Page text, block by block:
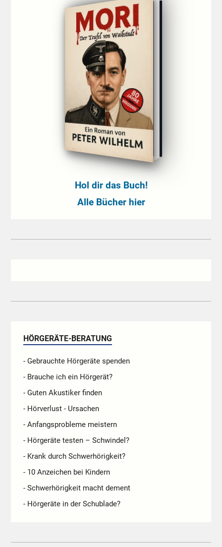
Hol dir das Buch!
Alle Bücher hier
HÖRGERÄTE-BERATUNG
- Gebrauchte Hörgeräte spenden
- Brauche ich ein Hörgerät?
- Guten Akustiker finden
- Hörverlust - Ursachen
- Anfangsprobleme meistern
- Hörgeräte testen – Schwindel?
- Krank durch Schwerhörigkeit?
- 10 Anzeichen bei Kindern
- Schwerhörigkeit macht dement
- Hörgeräte in der Schublade?